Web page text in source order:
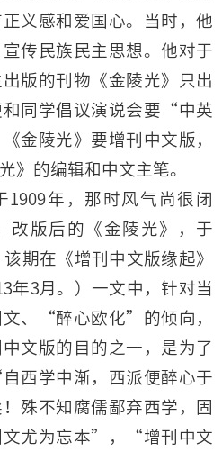
义感和爱国心。当时，他
传民族民主思想。他对于
版的刊物《金陵光》只出
和同学倡议演说会要“中英
金陵光》要增刊中文版，
》的编辑和中文主笔。
1909年，那时风气尚很闭
改版后的《金陵光》，于
期在《增刊中文版缘起》
年3月。）一文中，针对当
文、“醉心欧化”的倾向，
文版的目的之一，是为了
西学中渐，西派便醉心于
殊不知腐儒鄙弃西学，固
文尤为忘本”，“增刊中文